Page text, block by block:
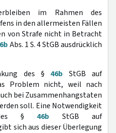
im Rahmen des
in den allermeisten Fällen
von Strafe nicht in Betracht
Abs. 1 S. 4 StGB ausdrücklich
des §46b StGB auf
Problem nicht, weil nach
bei Zusammenhangstaten
soll. Eine Notwendigkeit
des §46b StGB auf
sich aus dieser Überlegung